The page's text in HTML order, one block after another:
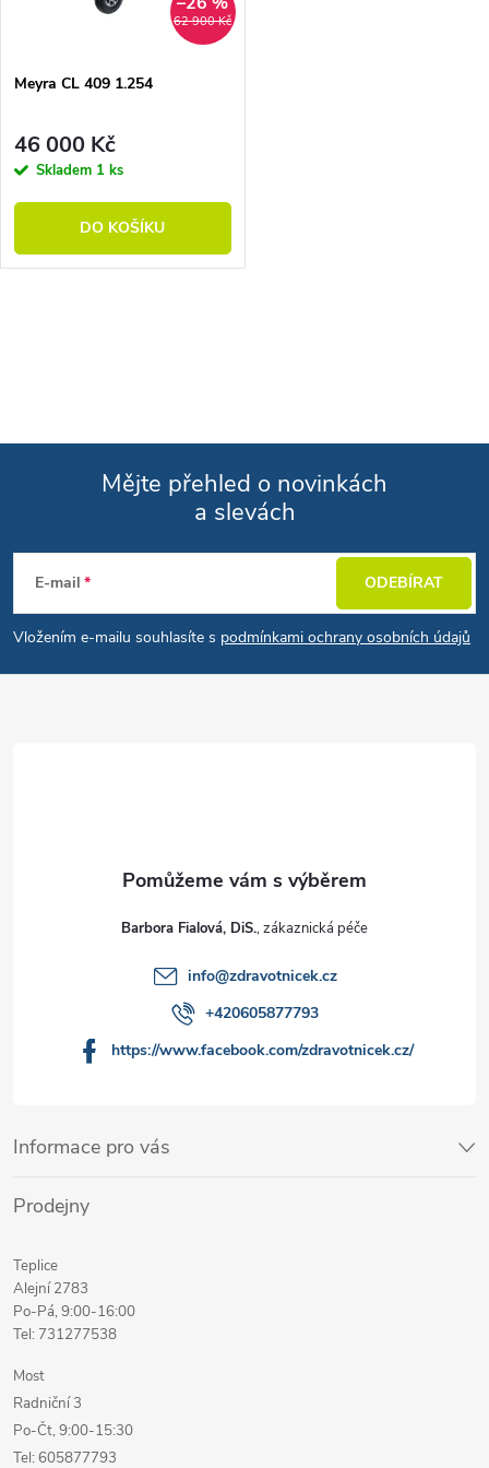
62 900 Kč
Meyra CL 409 1.254
46 000 Kč
Skladem 1 ks
DO KOŠÍKU
Mějte přehled o novinkách
a slevách
E-mail
Vložením e-mailu souhlasíte s podmínkami ochrany osobních údajů
ODEBÍRAT
Informace pro vás
Prodejny
Teplice
Alejní 2783
Po-Pá, 9:00-16:00
Tel: 731277538
Most
Radniční 3
Po-Čt, 9:00-15:30
Tel: 605877793
Barbora Fialová, DiS.
info@zdravotnicek.cz
+420605877793
https://www.facebook.com/zdravotnicek.cz/